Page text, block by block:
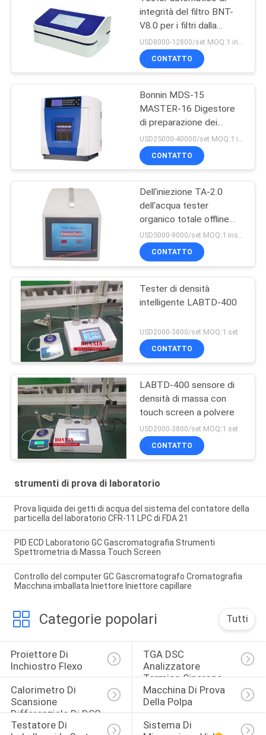
integrità del filtro BNT-
V8.0 per i filtri dalla
capsula e la membrana di
ultrafiltrazione
CONTATTO
Bonnin MDS-15
MASTER-16 Digestore
di preparazione dei
campioni Sistema di
digestione di estrazione
a microonde
CONTATTO
Dell'iniezione TA-2.0
dell'acqua tester
organico totale offline
portatile di TOC
dell'analizzatore del
carbonio online
USD5000-9000/set MOQ:1 insieme
CONTATTO
Tester di densità
intelligente LABTD-400
USD2000-3800/set MOQ:1 set
CONTATTO
LABTD-400 sensore di
densità di massa con
touch screen a polvere
USD2000-3800/set MOQ:1 set
CONTATTO
strumenti di prova di laboratorio
Prova liquida dei getti di acqua del sistema del contatore della
particella del laboratorio CFR-11 LPC di FDA 21
PID ECD Laboratorio GC Gascromatografia Strumenti
Spettrometria di Massa Touch Screen
Controllo del computer GC Gascromatografo Cromatografia
Macchina imballata Iniettore Iniettore capillare
Categorie popolari Tutti
Proiettore Di
Inchiostro Flexo
TGA DSC
Analizzatore
Termico Sincrono
Calorimetro Di
Scansione
Differenziale Di DSC
Macchina Di Prova
Della Polpa
Testatore Di
Sistema Di